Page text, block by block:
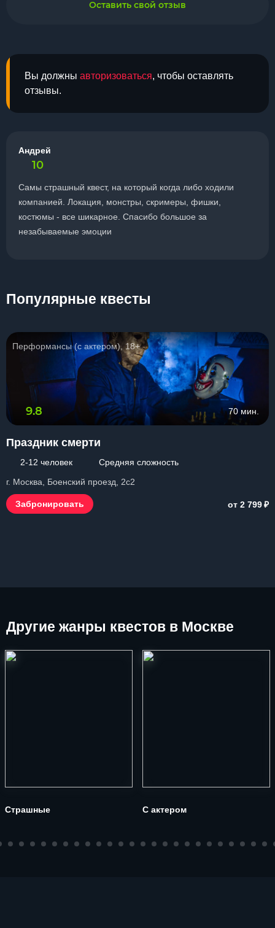
Вы должны авторизоваться, чтобы оставлять
отзывы.
Андрей
10
Самы страшный квест, на который когда либо ходили
компанией. Локация, монстры, скримеры, фишки,
костюмы - все шикарное. Спасибо большое за
незабываемые эмоции
Оставить свой отзыв
Популярные квесты
Перформансы (с актером), 18+
9.8 70 мин.
Праздник смерти
2-12 человек
Средняя сложность
г. Москва, Боенский проезд, 2с2
Забронировать от 2 799₽
Другие жанры квестов в Москве
Страшные С актером